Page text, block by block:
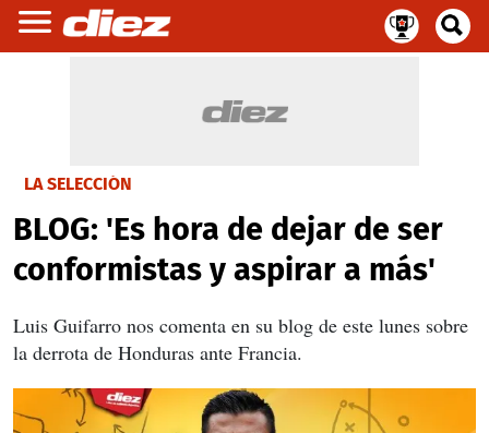
LA SELECCIÓN
BLOG: 'Es hora de dejar de ser
conformistas y aspirar a más'
Luis Guifarro nos comenta en su blog de este lunes sobre
la derrota de Honduras ante Francia.